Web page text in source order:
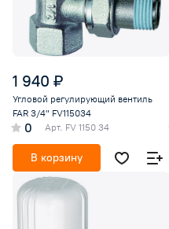
1 940 ₽
Угловой регулирующий вентиль
FAR 3/4" FV115034
0 Арт. FV 1150 34
В корзину